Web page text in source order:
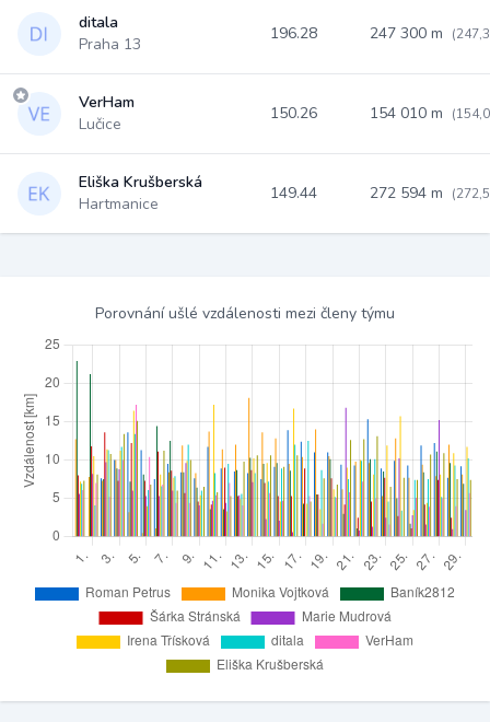
ditala
Praha 13
196.28 247 300 m
VerHam
Lučice
150.26 154 010 m
Eliška Krušberská
Hartmanice
149.44 272 594 m
Porovnání ušlé vzdálenosti mezi členy týmu